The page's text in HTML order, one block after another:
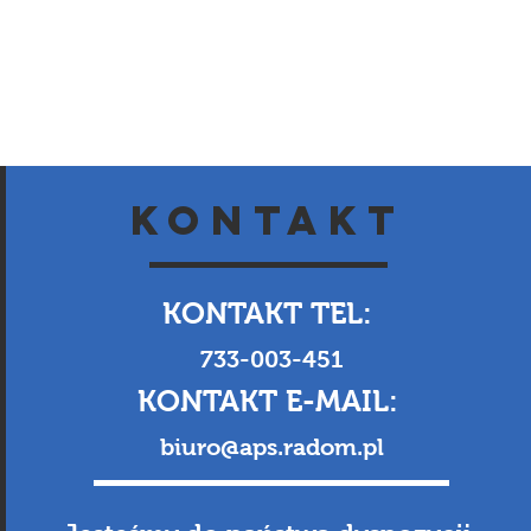
KONTAKT
KONTAKT TEL:
733-003-451
KONTAKT E-MAIL:
biuro@aps.radom.pl